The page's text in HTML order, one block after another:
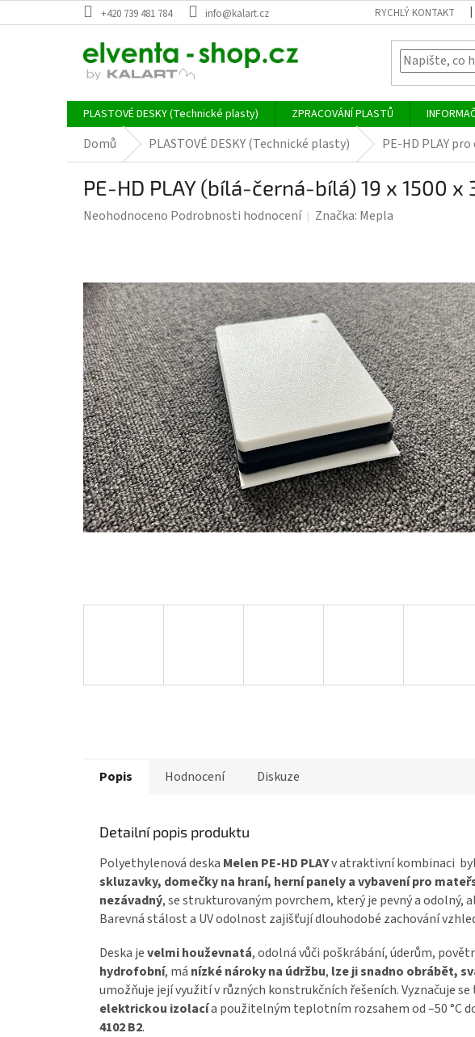
na
+420 739 481 784 info@kalart.cz RYCHLÝ KONTAKT
PLASTOVÉ DESKY (Technické plasty) ZPRACOVÁNÍ PLASTŮ
Domů PLASTOVÉ DESKY (Technické plasty) PE-HD PLAY
PE-HD PLAY (bílá-černá-bílá) 19 x 1500 x
Průměrné
0,0
z
5
hvězdiček.
Neohodnoceno Podrobnosti hodnocení Značka: Mepla
Popis Hodnocení Diskuze
Detailní popis produktu
Polyethylenová deska Melen PE-HD PLAYv atraktivní kombinaci
skluzavky, domečky na hraní, herní panely a vybavení pro
nezávadný, se strukturovaným povrchem, který je pevný a odolný,
Barevná stálost a UV odolnost zajišťují dlouhodobé zachování
Deska jevelmi houževnatá, odolná vůči poškrábání, úderům,
hydrofobní, má nízké nároky na údržbu, lze ji snadno obrábět,
umožňuje její využití v různých konstrukčních řešeních. Vyznačuje se
elektrickou izolacía použitelným teplotním rozsahem od –50 °C
4102 B2.